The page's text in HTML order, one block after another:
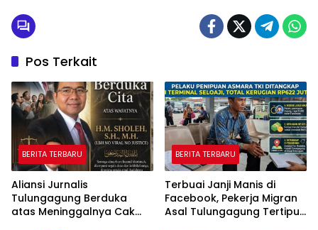
Pos Terkait
BERITA TERBARU
Aliansi Jurnalis
Tulungagung Berduka
atas Meninggalnya Cak
BERITA TERBARU
Terbuai Janji Manis di
Facebook, Pekerja Migran
Asal Tulungagung Tertipu